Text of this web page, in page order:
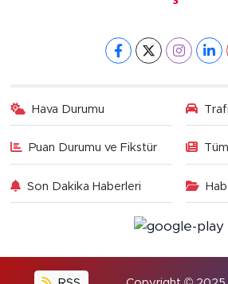
Hava Durumu
Puan Durumu ve Fikstür
Son Dakika Haberleri